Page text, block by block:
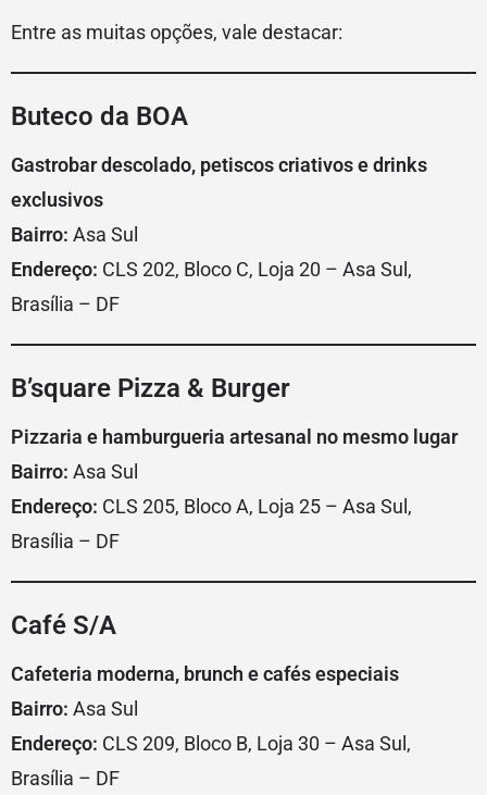
Entre as muitas opções, vale destacar:
Buteco da BOA
Gastrobar descolado, petiscos criativos e drinks
exclusivos
Bairro: Asa Sul
Endereço: CLS 202, Bloco C, Loja 20 – Asa Sul,
Brasília – DF
B’square Pizza & Burger
Pizzaria e hamburgueria artesanal no mesmo lugar
Bairro: Asa Sul
Endereço: CLS 205, Bloco A, Loja 25 – Asa Sul,
Brasília – DF
Café S/A
Cafeteria moderna, brunch e cafés especiais
Bairro: Asa Sul
Endereço: CLS 209, Bloco B, Loja 30 – Asa Sul,
Brasília – DF